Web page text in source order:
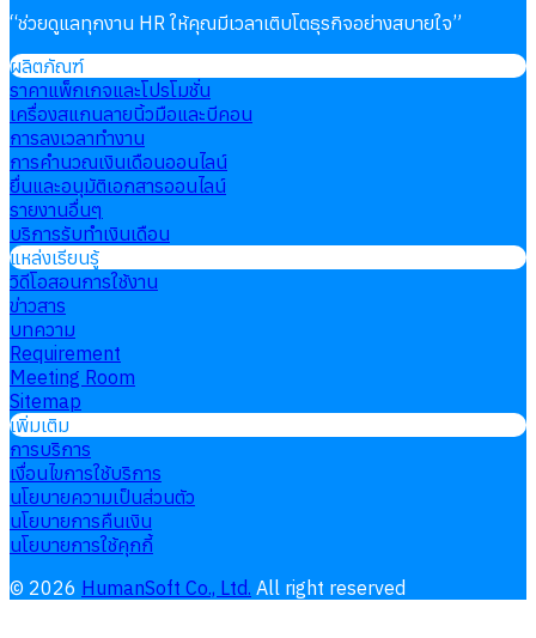
“ช่วยดูแลทุกงาน HR ให้คุณมีเวลาเติบโตธุรกิจอย่างสบายใจ”
ผลิตภัณฑ์
ราคาแพ็กเกจและโปรโมชั่น
เครื่องสแกนลายนิ้วมือและบีคอน
การลงเวลาทำงาน
การคำนวณเงินเดือนออนไลน์
ยื่นและอนุมัติเอกสารออนไลน์
รายงานอื่นๆ
บริการรับทำเงินเดือน
แหล่งเรียนรู้
วิดีโอสอนการใช้งาน
ข่าวสาร
บทความ
Requirement
Meeting Room
Sitemap
เพิ่มเติม
การบริการ
เงื่อนไขการใช้บริการ
นโยบายความเป็นส่วนตัว
นโยบายการคืนเงิน
นโยบายการใช้คุกกี้
© 2026 HumanSoft Co., Ltd. All right reserved